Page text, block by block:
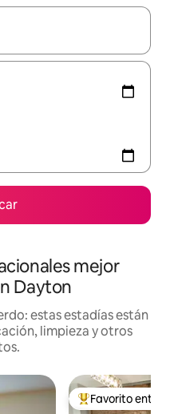
navega con las
mejor
Dayton
estas estadías están
limpieza y otros
Favorito entre
Favorito entre